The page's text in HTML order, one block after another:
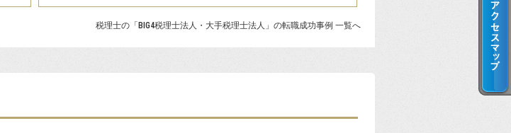
税理士の「BIG4税理士法人・大手税理士法人」の転職成功事例 一覧へ